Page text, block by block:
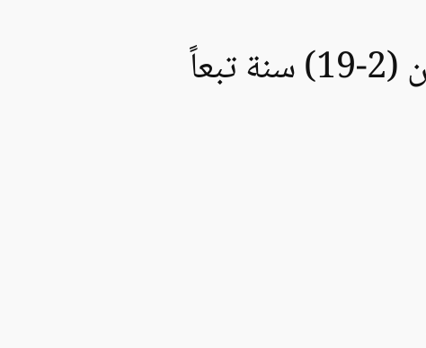
معدل الوزن و الطول الطبيعي للإناث في كل عمر من (2-19) سنة تبعاً